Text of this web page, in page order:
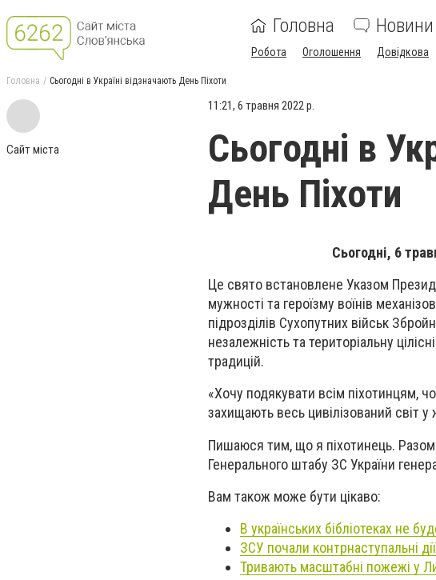
Головна Новини
Робота Оголошення Довідкова
Головна Сьогодні в Україні відзначають День Піхоти
Сайт міста
11:21, 6 травня 2022 р.
Сьогодні в
День Піхоти
Сьогодні, 6
Це свято встановлене Указом
мужності та героїзму воїнів
підрозділів Сухопутних військ
незалежність та територіальну
традицій.
«Хочу подякувати всім піхотинцям,
захищають весь цивілізований світ
Пишаюся тим, що я піхотинець.
Генерального штабу ЗС України
Вам також може бути цікаво:
В українських бібліотеках не
ЗСУ почали контрнаступальні
Тривають масштабні пожежі у